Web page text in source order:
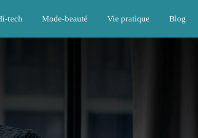
tech Mode-beauté Vie pratique Blog